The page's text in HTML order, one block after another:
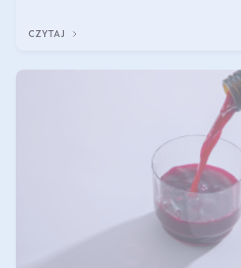
CZYTAJ